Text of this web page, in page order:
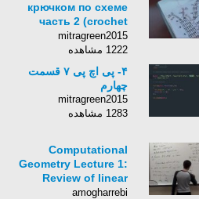
крючком по схеме
часть 2 (crochet
butterfly scheme Part
mitragreen2015
1222 مشاهده
۴- پی اچ پی ۷ قسمت
چهارم
mitragreen2015
1283 مشاهده
Computational
Geometry Lecture 1:
Review of linear
algebra
amogharrebi